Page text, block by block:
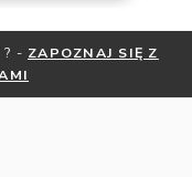
OTRZYMAJ